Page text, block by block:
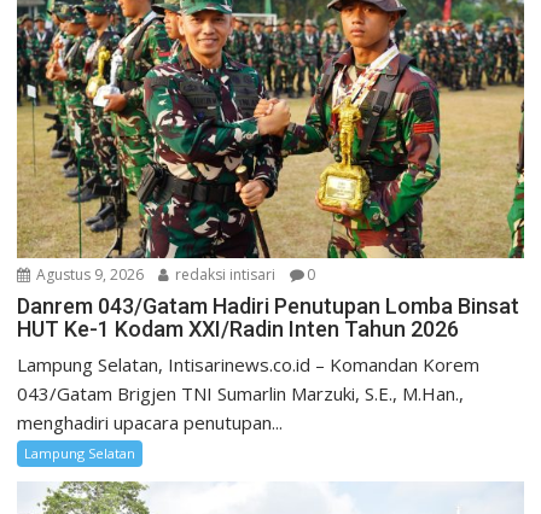
Agustus 9, 2026 redaksi intisari 0
Danrem 043/Gatam Hadiri Penutupan Lomba Binsat
HUT Ke-1 Kodam XXI/Radin Inten Tahun 2026
Lampung Selatan, Intisarinews.co.id – Komandan Korem
043/Gatam Brigjen TNI Sumarlin Marzuki, S.E., M.Han.,
menghadiri upacara penutupan...
Lampung Selatan